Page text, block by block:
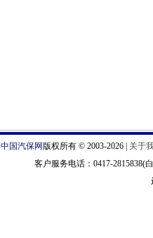
中国汽保网版权所有 © 2003-2026 | 关于
客户服务电话：0417-